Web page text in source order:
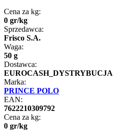
Cena za kg:
0 gr/kg
Sprzedawca:
Frisco S.A.
Waga:
50 g
Dostawca:
EUROCASH_DYSTRYBUCJA
Marka:
PRINCE POLO
EAN:
7622210309792
Cena za kg:
0 gr/kg